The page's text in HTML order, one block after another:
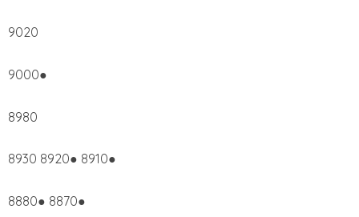
9020
9000●
8980
8930 8920● 8910●
8880● 8870●